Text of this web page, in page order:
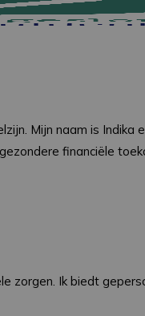
Mijn naam is Indika
financiële
zorgen. Ik biedt